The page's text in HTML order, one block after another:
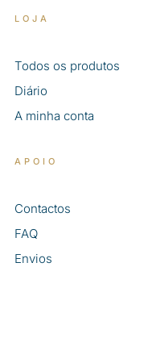
LOJA
Todos os produtos
Diário
A minha conta
APOIO
Contactos
FAQ
Envios